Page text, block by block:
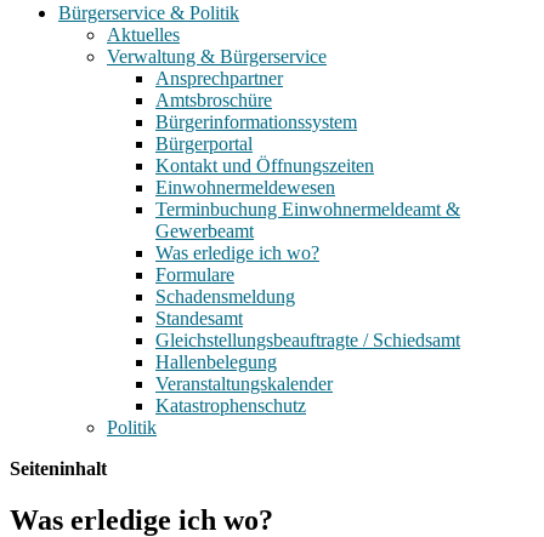
Bürgerservice & Politik
Aktuelles
Verwaltung & Bürgerservice
Ansprechpartner
Amtsbroschüre
Bürgerinformationssystem
Bürgerportal
Kontakt und Öffnungszeiten
Einwohnermeldewesen
Terminbuchung Einwohnermeldeamt &
Gewerbeamt
Was erledige ich wo?
Formulare
Schadensmeldung
Standesamt
Gleichstellungsbeauftragte / Schiedsamt
Hallenbelegung
Veranstaltungskalender
Katastrophenschutz
Politik
Seiteninhalt
Was erledige ich wo?